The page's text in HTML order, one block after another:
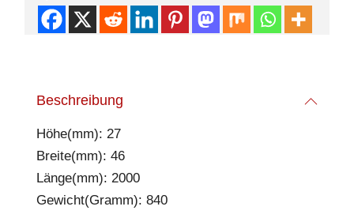
Beschreibung
Höhe(mm): 27
Breite(mm): 46
Länge(mm): 2000
Gewicht(Gramm): 840